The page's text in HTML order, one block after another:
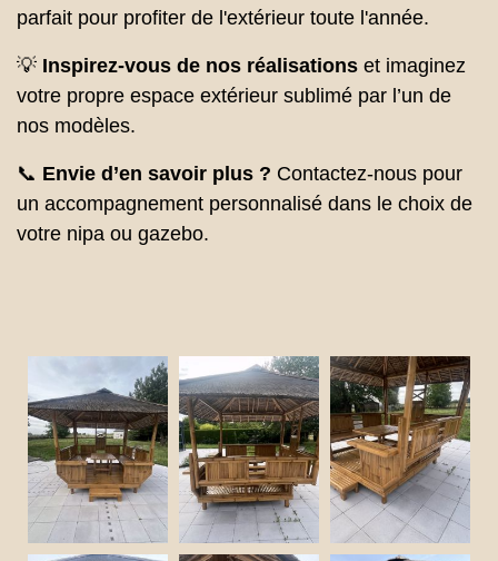
parfait pour profiter de l'extérieur toute l'année.
💡 Inspirez-vous de nos réalisations et imaginez
votre propre espace extérieur sublimé par l’un de
nos modèles.
📞 Envie d’en savoir plus ? Contactez-nous pour
un accompagnement personnalisé dans le choix de
votre nipa ou gazebo.